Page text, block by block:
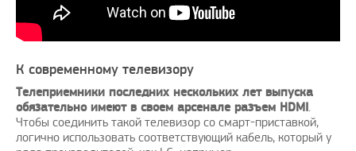
К современному телевизору
Телеприемники последних нескольких лет выпуска
обязательно имеют в своем арсенале разъем HDMI.
Чтобы соединить такой телевизор со смарт-приставкой,
логично использовать соответствующий кабель, который у